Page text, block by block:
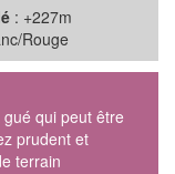
: +227m
Rouge
qui peut être
prudent et
terrain